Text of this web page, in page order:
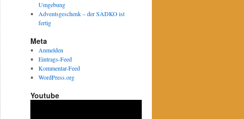
Umgebung
Adventsgeschenk – der SADKO ist
fertig
Meta
Anmelden
Eintrags-Feed
Kommentar-Feed
WordPress.org
Youtube